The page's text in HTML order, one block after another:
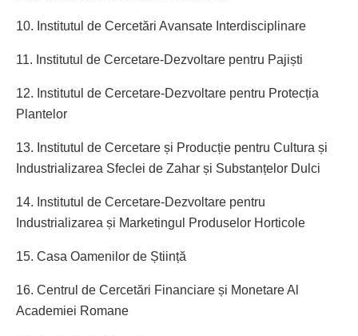
10. Institutul de Cercetări Avansate Interdisciplinare
11. Institutul de Cercetare-Dezvoltare pentru Pajiști
12. Institutul de Cercetare-Dezvoltare pentru Protecția
Plantelor
13. Institutul de Cercetare și Producție pentru Cultura și
Industrializarea Sfeclei de Zahar și Substanțelor Dulci
14. Institutul de Cercetare-Dezvoltare pentru
Industrializarea și Marketingul Produselor Horticole
15. Casa Oamenilor de Știință
16. Centrul de Cercetări Financiare și Monetare Al
Academiei Romane